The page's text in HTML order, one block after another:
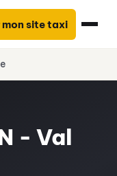
mon site taxi
- Val